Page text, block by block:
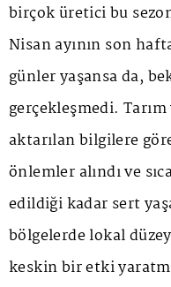
birçok üretici bu
Nisan ayının son
günler yaşansa da,
gerçekleşmedi.
aktarılan bilgilere
önlemler alındı ve
edildiği kadar sert
bölgelerde lokal
keskin bir etki